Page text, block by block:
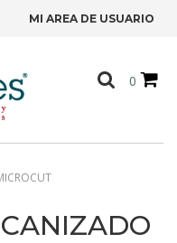
MI AREA DE USUARIO
0